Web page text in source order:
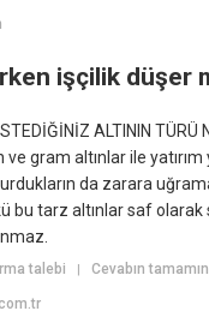
işçilik düşer
ALTININ TÜRÜ
ve gram altınlar ile
da zarara
bu tarz altınlar saf olarak
talebi |Cevabın